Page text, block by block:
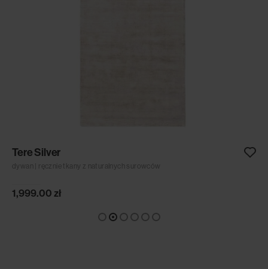
Tere Silver
dywan | ręcznie tkany z naturalnych surowców
1,999.00 zł